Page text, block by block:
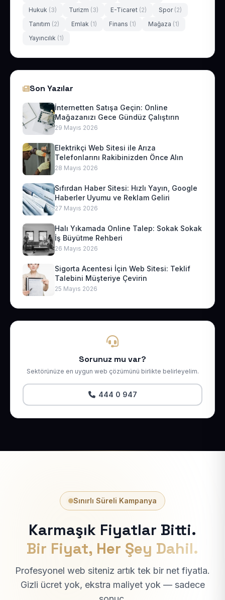
Hukuk (3) Turizm (3) E-Ticaret (2) Spor (2)
Tanıtım (2) Emlak (1) Finans (1) Mağaza (1)
Yayıncılık (1)
Son Yazılar
İnternetten Satışa Geçin: Online
Mağazanızı Gece Gündüz Çalıştırın
29 Mayıs 2026
Elektrikçi Web Sitesi ile Arıza
Telefonlarını Rakibinizden Önce Alın
28 Mayıs 2026
Sıfırdan Haber Sitesi: Hızlı Yayın, Google
Haberler Uyumu ve Reklam Geliri
27 Mayıs 2026
Halı Yıkamada Online Talep: Sokak Sokak
İş Büyütme Rehberi
26 Mayıs 2026
Sigorta Acentesi İçin Web Sitesi: Teklif
Talebini Müşteriye Çevirin
25 Mayıs 2026
Sorunuz mu var?
Sektörünüze en uygun web çözümünü birlikte belirleyelim.
444 0 947
Sınırlı Süreli Kampanya
Karmaşık Fiyatlar Bitti.
Bir Fiyat, Her Şey Dahil.
Profesyonel web siteniz artık tek bir net fiyatla.
Gizli ücret yok, ekstra maliyet yok — sadece